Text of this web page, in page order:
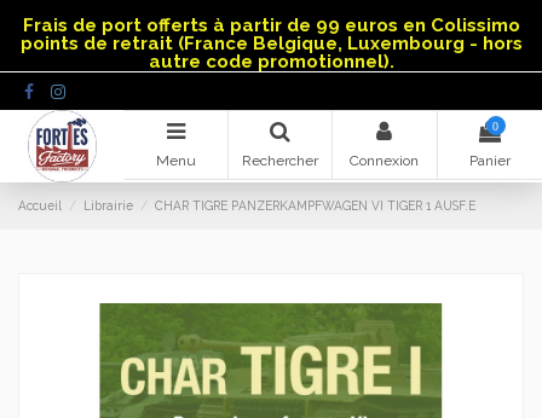
Frais de port offerts à partir de 99 euros en Colissimo
points de retrait (France Belgique, Luxembourg - hors
autre code promotionnel).
Menu Rechercher Connexion
0
Panier
Accueil Librairie CHAR TIGRE PANZERKAMPFWAGEN VI TIGER 1 AUSF.E